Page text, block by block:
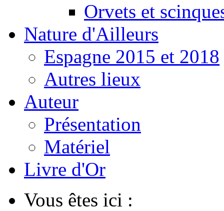
Orvets et
Nature d'Ailleurs
Espagne 2015 et 2018
Autres lieux
Auteur
Présentation
Matériel
Livre d'Or
Vous êtes ici :